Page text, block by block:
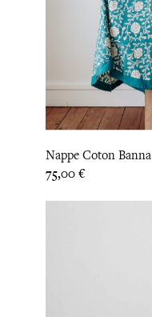
Nappe Coton Banna
Prix
75,00 €